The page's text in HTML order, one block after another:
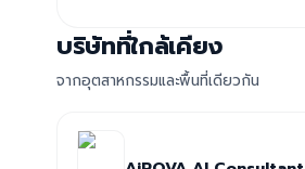
บริษัทที่ใกล้เคียง
จากอุตสาหกรรมและพื้นที่เดียวกัน